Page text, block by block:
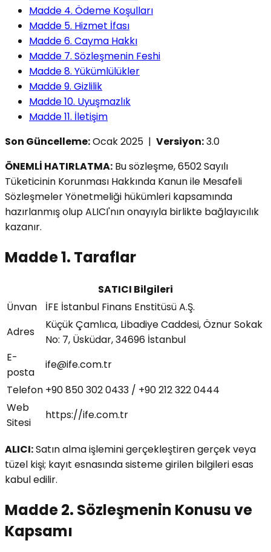
Madde 4. Ödeme Koşulları
Madde 5. Hizmet İfası
Madde 6. Cayma Hakkı
Madde 7. Sözleşmenin Feshi
Madde 8. Yükümlülükler
Madde 9. Gizlilik
Madde 10. Uyuşmazlık
Madde 11. İletişim
Son Güncelleme:Ocak 2025 | Versiyon:3.0
ÖNEMLİ HATIRLATMA: Bu sözleşme, 6502 Sayılı
Tüketicinin Korunması Hakkında Kanun ile Mesafeli
Sözleşmeler Yönetmeliği hükümleri kapsamında
hazırlanmış olup ALICI'nın onayıyla birlikte bağlayıcılık
kazanır.
Madde 1. Taraflar
SATICI Bilgileri
Ünvan
İFE İstanbul Finans Enstitüsü A.Ş.
Adres
Küçük Çamlıca, Libadiye Caddesi, Öznur Sokak
No: 7, Üsküdar, 34696 İstanbul
E-
posta
ife@ife.com.tr
Telefon +90 850 302 0433 / +90 212 322 0444
Web
Sitesi
https://ife.com.tr
ALICI:Satın alma işlemini gerçekleştiren gerçek veya
tüzel kişi; kayıt esnasında sisteme girilen bilgileri esas
kabul edilir.
Madde 2. Sözleşmenin Konusu ve
Kapsamı